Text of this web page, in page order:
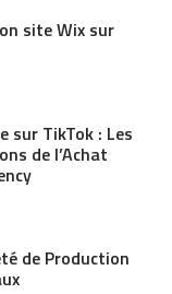
site Wix sur
sur TikTok : Les
de l’Achat
de Production